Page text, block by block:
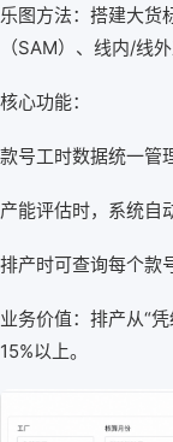
乐图方法：搭建大货
（SAM）、线内/线
核心功能：
款号工时数据统一管
产能评估时，系统自
排产时可查询每个款
业务价值：排产从“
15%以上。